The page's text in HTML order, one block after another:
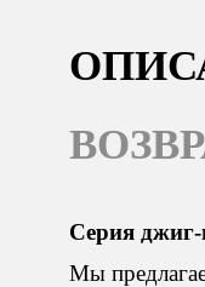
Серия джиг-
Мы